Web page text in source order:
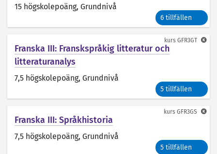
15 högskolepoäng, Grundnivå
6 tillfällen
Franska III: Franskspråkig litteratur och
litteraturanalys
7,5 högskolepoäng, Grundnivå
5 tillfällen
kurs GFR3GT
Franska III: Språkhistoria
7,5 högskolepoäng, Grundnivå
5 tillfällen
kurs GFR3GS